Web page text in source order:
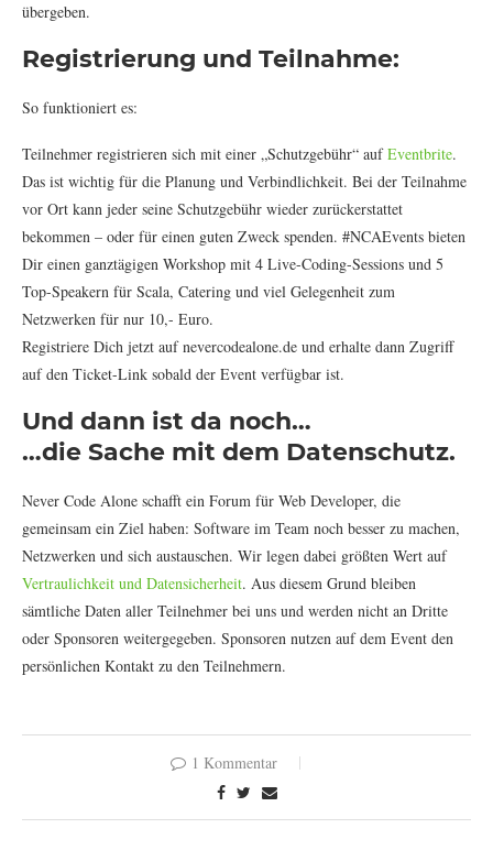
übergeben.
Registrierung und Teilnahme:
So funktioniert es:
Teilnehmer registrieren sich mit einer „Schutzgebühr“ aufEventbrite.
Das ist wichtig für die Planung und Verbindlichkeit. Bei der Teilnahme
vor Ort kann jeder seine Schutzgebühr wieder zurückerstattet
bekommen – oder für einen guten Zweck spenden. #NCAEvents bieten
Dir einen ganztägigen Workshop mit 4 Live-Coding-Sessions und 5
Top-Speakern für Scala, Catering und viel Gelegenheit zum
Netzwerken für nur 10,- Euro.
Registriere Dich jetzt auf nevercodealone.de und erhalte dann Zugriff
auf den Ticket-Link sobald der Event verfügbar ist.
Und dann ist da noch…
…die Sache mit dem Datenschutz.
Never Code Alone schafft ein Forum für Web Developer, die
gemeinsam ein Ziel haben: Software im Team noch besser zu machen,
Netzwerken und sich austauschen. Wir legen dabei größten Wert auf
Vertraulichkeit und Datensicherheit. Aus diesem Grund bleiben
sämtliche Daten aller Teilnehmer bei uns und werden nicht an Dritte
oder Sponsoren weitergegeben. Sponsoren nutzen auf dem Event den
persönlichen Kontakt zu den Teilnehmern.
1 Kommentar